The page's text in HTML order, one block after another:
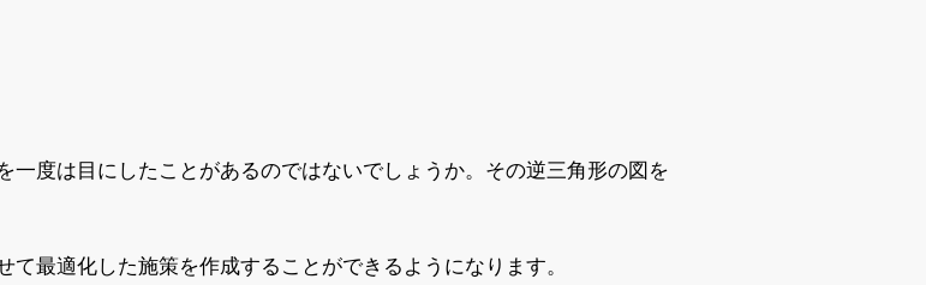
一度は目にしたことがあるのではないでしょうか。その逆三角形の図を
最適化した施策を作成することができるようになります。